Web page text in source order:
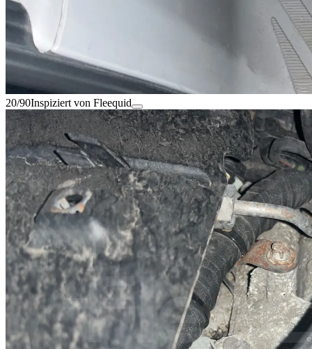
20/90Inspiziert von Fleequid